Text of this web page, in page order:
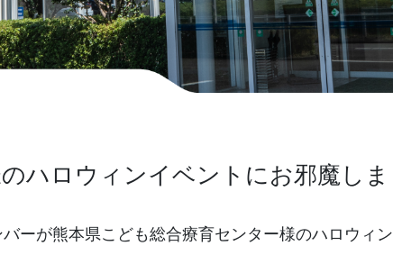
ハロウィンイベントにお邪魔しま
ーが熊本県こども総合療育センター様のハロウィン